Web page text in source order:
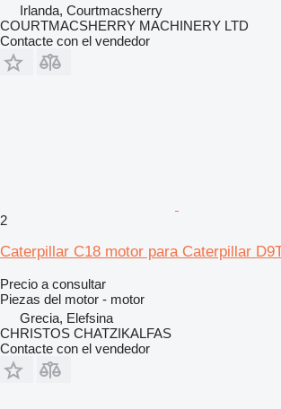
Irlanda, Courtmacsherry
COURTMACSHERRY MACHINERY LTD
Contacte con el vendedor
2
Caterpillar C18 motor para Caterpillar
Precio a consultar
Piezas del motor - motor
Grecia, Elefsina
CHRISTOS CHATZIKALFAS
Contacte con el vendedor